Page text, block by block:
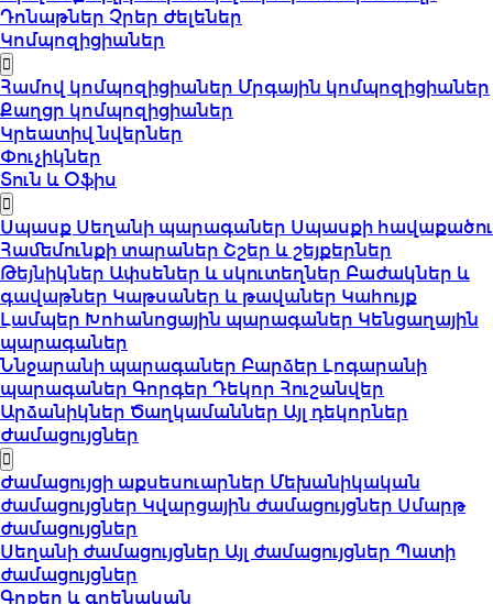
Դոնաթներ Չրեր Ժելեներ
Կոմպոզիցիաներ
Համով կոմպոզիցիաներ Մրգային կոմպոզիցիաներ
Քաղցր կոմպոզիցիաներ
Կրեատիվ նվերներ
Փուչիկներ
Տուն և Օֆիս
Սպասք Սեղանի պարագաներ Սպասքի հավաքածու
Համեմունքի տարաներ Շշեր և շեյքերներ
Թեյնիկներ Ափսեներ և սկուտեղներ Բաժակներ և
գավաթներ Կաթսաներ և թավաներ Կահույք
Լամպեր Խոհանոցային պարագաներ Կենցաղային
պարագաներ
Ննջարանի պարագաներ Բարձեր Լոգարանի
պարագաներ Գորգեր Դեկոր Հուշանվեր
Արձանիկներ Ծաղկամաններ Այլ դեկորներ
Ժամացույցներ
Ժամացույցի աքսեսուարներ Մեխանիկական
ժամացույցներ Կվարցային ժամացույցներ Սմարթ
ժամացույցներ
Սեղանի ժամացույցներ Այլ ժամացույցներ Պատի
ժամացույցներ
Գրքեր և գրենական